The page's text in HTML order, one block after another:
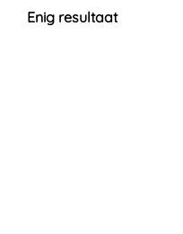
Enig resultaat